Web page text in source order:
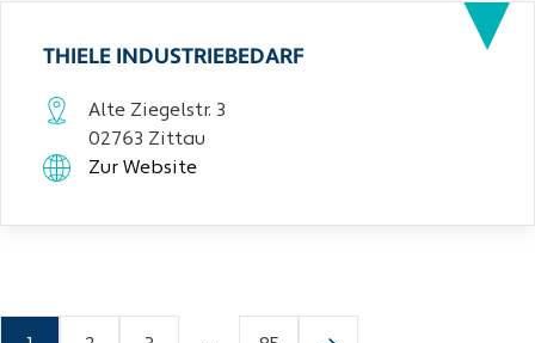
THIELE INDUSTRIEBEDARF
Alte Ziegelstr. 3
02763 Zittau
Zur Website